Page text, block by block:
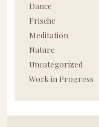
Dance
Frische
Meditation
Nature
Uncategorized
Work in Progress